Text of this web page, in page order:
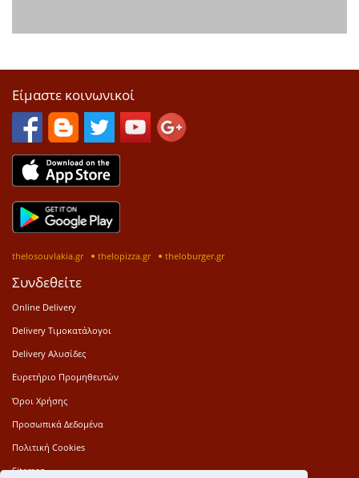
Είμαστε κοινωνικοί
thelosouvlakia.gr thelopizza.gr theloburger.gr
Συνδεθείτε
Online Delivery
Delivery Τιμοκατάλογοι
Delivery Αλυσίδες
Ευρετήριο Προμηθευτών
Όροι Χρήσης
Προσωπικά Δεδομένα
Πολιτική Cookies
Sitemap